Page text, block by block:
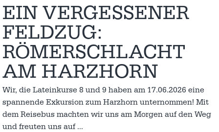
EIN VERGESSENER
FELDZUG:
RÖMERSCHLACHT
AM HARZHORN
Wir, die Lateinkurse 8 und 9 haben am 17.06.2026 eine
spannende Exkursion zum Harzhorn unternommen! Mit
dem Reisebus machten wir uns am Morgen auf den Weg
und freuten uns auf …